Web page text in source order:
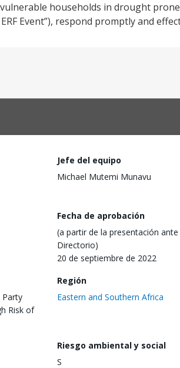
households in drought
Event”), respond promptly and
Jefe del equipo
Michael Mutemi Munavu
Fecha de aprobación
(a partir de la presentación ante
Directorio)
20 de septiembre de 2022
Party
Risk of
Región
Eastern and Southern Africa
Riesgo ambiental y social
S